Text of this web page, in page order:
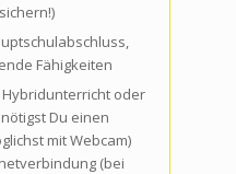
Fähigkeiten
Hybridunterricht oder
Du einen
mit Webcam)
(bei